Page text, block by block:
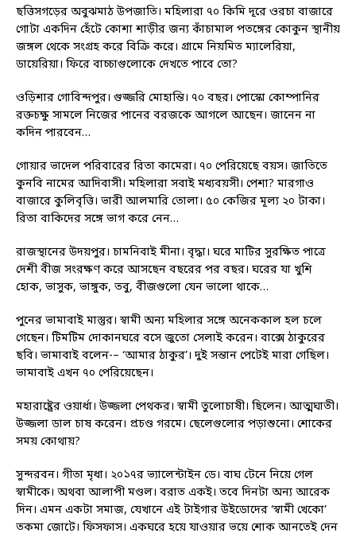
ছত্তিসগড়ের অবুঝমাঠ উপজাতি। মহিলারা ৭০ কিমি দূরে ওরচা বাজারে
গোটা একদিন হেঁটে কোশা শাড়ীর জন্য কাঁচামাল পতঙ্গের কোকুন স্থানীয়
জঙ্গল থেকে সংগ্রহ করে বিক্রি করে। গ্রামে নিয়মিত ম্যালেরিয়া,
ডায়েরিয়া। ফিরে বাচ্চাগুলোকে দেখতে পাবে তো?
ওড়িশার গোবিন্দপুর। গুজ্জরি মোহান্তি। ৭০ বছর। পোস্কো কোম্পানির
রক্তচক্ষু সামলে নিজের পানের বরজকে আগলে আছেন। জানেন না
কদিন পারবেন…
গোয়ার ভাদেল পরিবারের রিতা কামেরা। ৭০ পেরিয়েছে বয়স। জাতিতে
কুনবি নামের আদিবাসী। মহিলারা সবাই মধ্যবয়সী। পেশা? মারগাও
বাজারে কুলিবৃত্তি। ভারী আলমারি তোলা। ৫০ কেজির মূল্য ২০ টাকা।
রিতা বাকিদের সঙ্গে ভাগ করে নেন…
রাজস্থানের উদয়পুর। চামনিবাই মীনা। বৃদ্ধা। ঘরে মাটির সুরক্ষিত পাত্রে
দেশী বীজ সংরক্ষণ করে আসছেন বছরের পর বছর। ঘরের যা খুশি
হোক, ভাসুক, ভাঙ্গুক, তবু, বীজগুলো যেন ভালো থাকে…
পুনের ভামাবাই মাস্তুর। স্বামী অন্য মহিলার সঙ্গে অনেককাল হল চলে
গেছেন। টিমটিম দোকানঘরে বসে জুতো সেলাই করেন। বাক্সে ঠাকুরের
ছবি। ভামাবাই বলেন-– ‘আমার ঠাকুর’। দুই সন্তান পেটেই মারা গেছিল।
ভামাবাই এখন ৭০ পেরিয়েছেন।
মহারাষ্ট্রের ওয়ার্ধা। উজ্জলা পেথকর। স্বামী তুলোচাষী। ছিলেন। আত্মঘাতী।
উজ্জলা ডাল চাষ করেন। প্রচণ্ড গরমে। ছেলেগুলোর পড়াশুনো। শোকের
সময় কোথায়?
সুন্দরবন। গীতা মৃধা। ২০১৭র ভ্যালেন্টাইন ডে। বাঘ টেনে নিয়ে গেল
স্বামীকে। অথবা আলাপী মণ্ডল। বরাত একই। তবে দিনটা অন্য আরেক
দিন। এমন একটা সমাজ, যেখানে এই টাইগার উইডোদের ‘স্বামী খেকো’
তকমা জোটে। ফিসফাস। একঘরে হয়ে যাওয়ার ভয়ে শোক আনতেই দেন